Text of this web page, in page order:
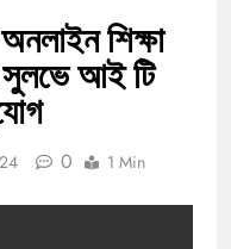
শিক্ষা
আই টি
0 1 Min